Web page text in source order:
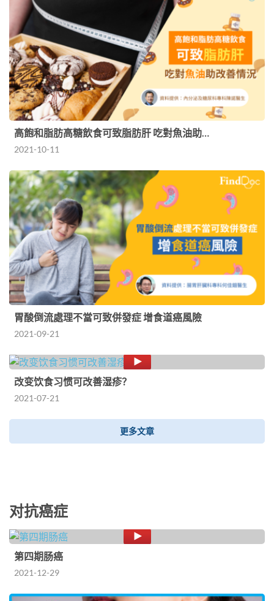
高飽和脂肪高糖飲食可致脂肪肝 吃對魚油助…
2021-10-11
胃酸倒流處理不當可致併發症 增食道癌風險
2021-09-21
改变饮食习惯可改善湿疹？
2021-07-21
更多文章
对抗癌症
第四期肠癌
2021-12-29